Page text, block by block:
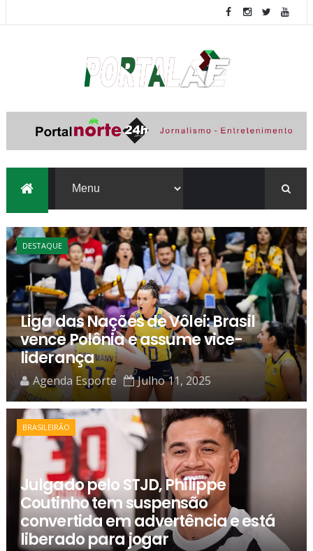
DESTAQUE
Liga das Nações de Vôlei: Brasil
vence Polônia e assume vice-
liderança
Agenda Esporte Julho 11, 2025
BRASILEIRÃO
Julgado pelo STJD, Philippe
Coutinho tem suspensão
convertida em advertência e está
liberado para jogar